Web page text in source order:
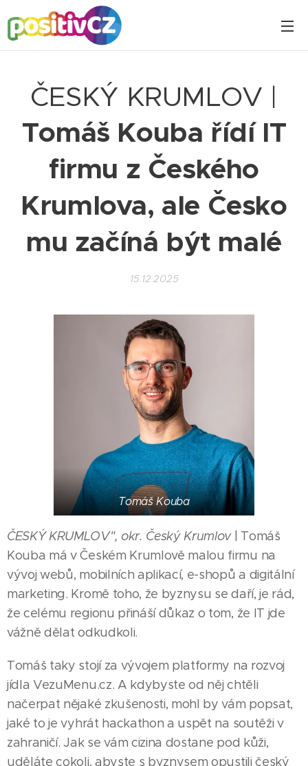
ČESKÝ KRUMLOV |
Tomáš Kouba řídí IT
firmu z Českého
Krumlova, ale Česko
mu začíná být malé
15.12.2025
Tomáš Kouba
ČESKÝ KRUMLOV", okr. Český Krumlov| Tomáš
Kouba má v Českém Krumlově malou firmu na
vývoj webů, mobilních aplikací, e-shopů a digitální
marketing. Kromě toho, že byznysu se daří, je rád,
že celému regionu přináší důkaz o tom, že IT jde
vážně dělat odkudkoli.
Tomáš taky stojí za vývojem platformy na rozvoj
jídla VezuMenu.cz. A kdybyste od něj chtěli
načerpat nějaké zkušenosti, mohl by vám popsat,
jaké to je vyhrát hackathon a uspět na soutěži v
zahraničí. Jak se vám cizina dostane pod kůži,
uděláte cokoli, abyste s byznysem opustili český